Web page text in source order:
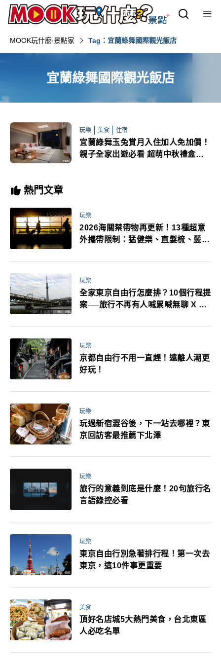
MOOK玩什麼‧景點家 Tag：宜蘭綠舞國際觀光飯店
宜蘭綠舞國際觀光飯店
玩樂 美食 住宿
宜蘭綠舞玉兔賞月入住加人免加價！
親子全家出遊必看 超萌中秋禮盒限
熱門文章
玩樂
2026海關禁帶物再更新！13種超意
外攜帶限制：猛健樂、直髮梳、藍牙
萬！注意事項一次看！
玩樂
全家東京自由行怎麼排？10個行程提
案──旅行不再有人喊累喊無聊 X 爸
玩樂
京都自由行不用一直趕！遠離人潮更
好玩！
玩樂
玩過新宿澀谷後，下一站去哪裡？東
京回訪客最推薦下北澤
玩樂
旅行的意義到底是什麼！20句旅行名
言語錄控必看
玩樂
東京自由行別急著排行程！第一次去
東京，這10件事更重要
美食
頂好名店城5大熱門美食，台北東區
人必吃名單